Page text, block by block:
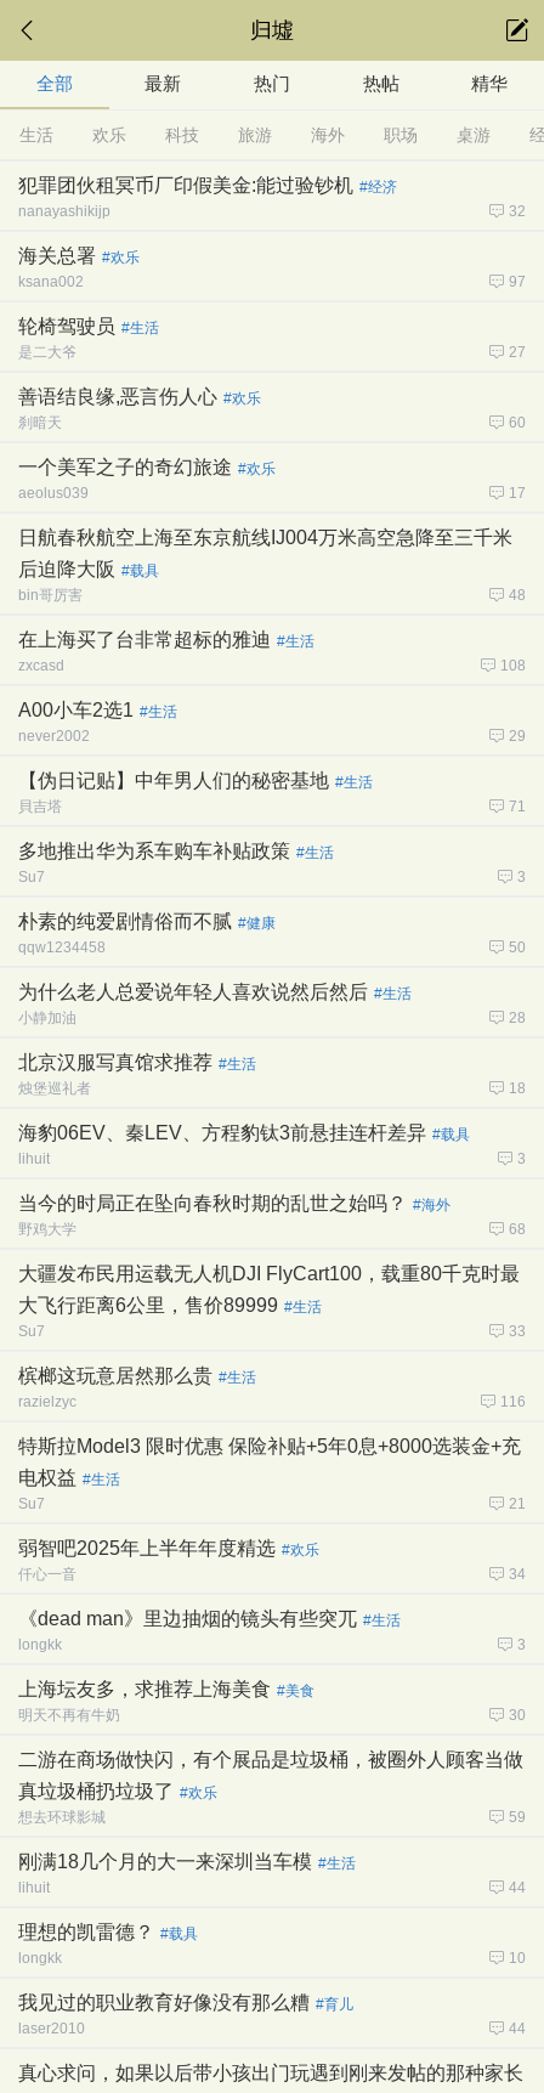
归墟
全部 最新 热门 热帖 精华
生活 欢乐 科技 旅游 海外 职场 桌游
犯罪团伙租冥币厂印假美金:能过验钞机 #经济
nanayashikijp
32
海关总署 #欢乐
ksana002
97
轮椅驾驶员 #生活
是二大爷
27
善语结良缘,恶言伤人心 #欢乐
刹暗天
60
一个美军之子的奇幻旅途 #欢乐
aeolus039
17
日航春秋航空上海至东京航线IJ004万米高空急降至三千米
后迫降大阪 #载具
bin哥厉害
48
在上海买了台非常超标的雅迪 #生活
zxcasd
108
A00小车2选1 #生活
never2002
29
【伪日记贴】中年男人们的秘密基地 #生活
貝吉塔
71
多地推出华为系车购车补贴政策 #生活
Su7
3
朴素的纯爱剧情俗而不腻 #健康
qqw1234458
50
为什么老人总爱说年轻人喜欢说然后然后 #生活
小静加油
28
北京汉服写真馆求推荐 #生活
烛堡巡礼者
18
海豹06EV、秦LEV、方程豹钛3前悬挂连杆差异 #载具
lihuit
3
当今的时局正在坠向春秋时期的乱世之始吗？
#海外
野鸡大学
68
大疆发布民用运载无人机DJI FlyCart100，载重80千克时最
大飞行距离6公里，售价89999 #生活
Su7
33
槟榔这玩意居然那么贵 #生活
razielzyc
116
特斯拉Model3 限时优惠 保险补贴+5年0息+8000选装金+充
电权益 #生活
Su7
21
弱智吧2025年上半年年度精选 #欢乐
仟心一音
34
《dead man》里边抽烟的镜头有些突兀 #生活
longkk
3
上海坛友多，求推荐上海美食 #美食
明天不再有牛奶
30
二游在商场做快闪，有个展品是垃圾桶，被圈外人顾客当做
真垃圾桶扔垃圾了 #欢乐
想去环球影城
59
刚满18几个月的大一来深圳当车模 #生活
lihuit
44
理想的凯雷德？
#载具
longkk
10
我见过的职业教育好像没有那么糟 #育儿
laser2010
44
真心求问，如果以后带小孩出门玩遇到刚来发帖的那种家长